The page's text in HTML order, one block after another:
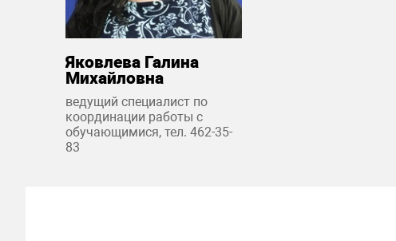
Яковлева Галина
Михайловна
ведущий специалист по
координации работы с
обучающимися, тел. 462-35-
83